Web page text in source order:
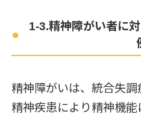
1-3.精神障がい者に
精神障がいは、統合失
精神疾患により精神機